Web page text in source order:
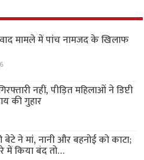
मामले में पांच नामजद के खिलाफ
नहीं, पीड़ित महिलाओं ने डिप्टी
की गुहार
ने मां, नानी और बहनोई को काटा;
में किया बंद तो…